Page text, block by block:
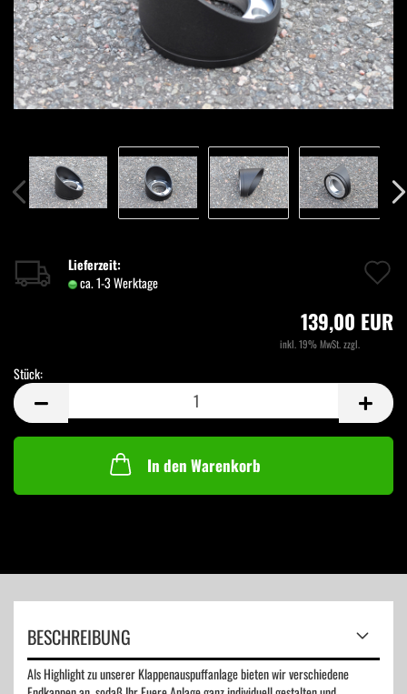
Lieferzeit:
ca. 1-3 Werktage
139,00 EUR
inkl. 19% MwSt. zzgl.
Stück:
Stück
In den Warenkorb
BESCHREIBUNG
Als Highlight zu unserer Klappenauspuffanlage bieten wir verschiedene